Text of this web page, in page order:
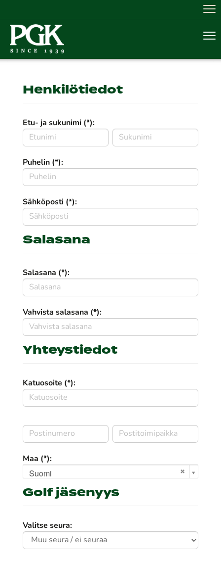
Henkilötiedot
Etu- ja sukunimi (*):
Puhelin (*):
Sähköposti (*):
Salasana
Salasana (*):
Vahvista salasana (*):
Yhteystiedot
Katuosoite (*):
Maa (*):
Suomi
Golf jäsenyys
Valitse seura: